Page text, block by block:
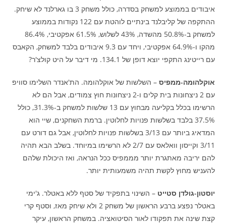
איבודים בממוצע למשחק בסדרה, כולל משחק 3 בו גארלנד לא שיחק.
ההתקפה של קליבלנד בינתיים לוהטת עם 122 נקודות בממוצע
למשחק ב-50.8% מהשדה, 43% לשלוש, 61.5% אפקטיבי, 86.4%
מהקו ו-64.9% אפקטיבי, ויחד עם 9.3 איבודים בלבד למשחק, הקאבס
עם רייטינג התקפי יוצא דופן של 134.1. מי דיבר על היט קולצ'ר?
אוקלהומה-ממפיס – השלשות של אוקלהומה. הת'אנדר השלימו סוויפ
עם 2 ניצחונות בית קלים ו-2 ניצחונות חוץ צמודים, אבל הם לא
הרשימו בכלל בקליעה מבחוץ עם 13 שלשות למשחק ב-31.3%, כולל
37.5% בלבד בשלשות פנויות לחלוטין. ברמת השחקנים, שיי הוא
המדאיג ביותר עם 3/13 בשלשות פנויות לחלוטין, אבל גם דורט עם
3/11 וקייסון וואלאס עם 2/7 לא הרשימו במיוחד. בשלב הבא תהיה
להם יריבה מאתגרת יותר מממפיס ככל הנראה, ואז היכולת שלהם
להעניש מחוץ לקשת תהיה משמעותית יותר.
יוסטון-גולדן סטייט – השינוי בתפקיד של סטף ללא באטלר. ג'ימי
באטלר נפצע ברבע הראשון של משחק 2 ולא שיחק מאז, וסטף קרי
קצת שינה את תפקודו לאור הסיטואציה. במשחק הראשון, עיקר